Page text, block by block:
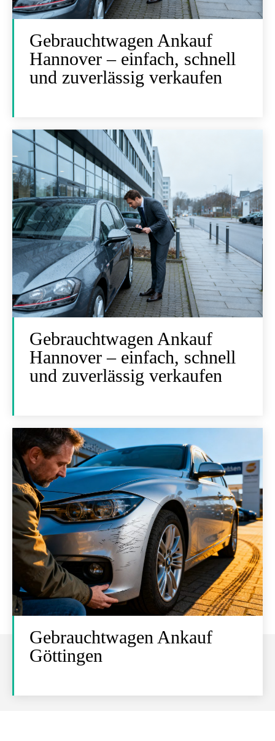
Gebrauchtwagen Ankauf
Hannover – einfach, schnell
und zuverlässig verkaufen
Gebrauchtwagen Ankauf
Hannover – einfach, schnell
und zuverlässig verkaufen
Gebrauchtwagen Ankauf
Göttingen